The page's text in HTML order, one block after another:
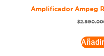
Amplificador Ampeg
$